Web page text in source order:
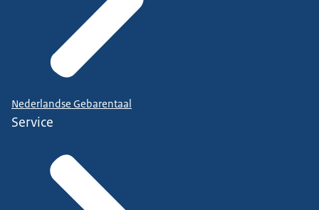
Nederlandse Gebarentaal
Service